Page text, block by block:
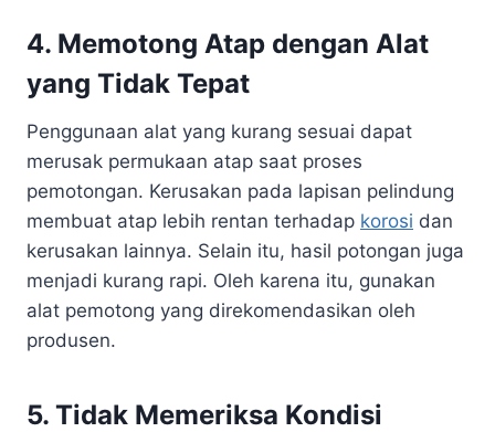
4. Memotong Atap dengan Alat
yang Tidak Tepat
Penggunaan alat yang kurang sesuai dapat
merusak permukaan atap saat proses
pemotongan. Kerusakan pada lapisan pelindung
membuat atap lebih rentan terhadap korosi dan
kerusakan lainnya. Selain itu, hasil potongan juga
menjadi kurang rapi. Oleh karena itu, gunakan
alat pemotong yang direkomendasikan oleh
produsen.
5. Tidak Memeriksa Kondisi